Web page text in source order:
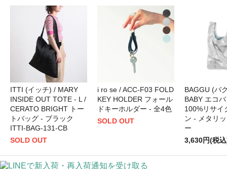
ITTI (イッチ) / MARY
INSIDE OUT TOTE - L /
CERATO BRIGHT トー
トバッグ - ブラック
ITTI-BAG-131-CB
SOLD OUT
i ro se / ACC-F03 FOLD
KEY HOLDER フォール
ドキーホルダー - 全4色
SOLD OUT
BAGGU (バ
BABY エコ
100%リサイ
ン - メタリ
ー
3,630円(税